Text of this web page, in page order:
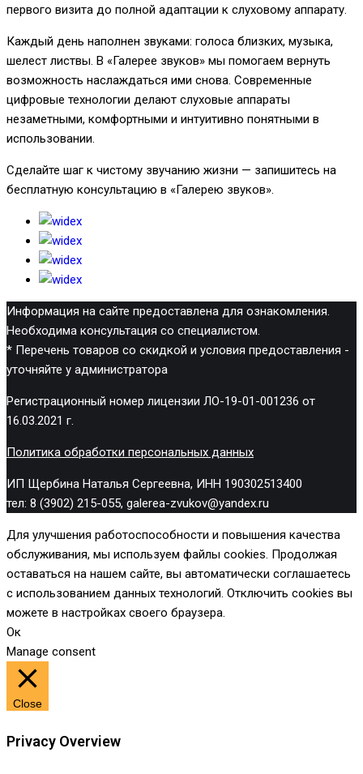
первого визита до полной адаптации к слуховому аппарату.
Каждый день наполнен звуками: голоса близких, музыка,
шелест листвы. В «Галерее звуков» мы помогаем вернуть
возможность наслаждаться ими снова. Современные
цифровые технологии делают слуховые аппараты
незаметными, комфортными и интуитивно понятными в
использовании.
Сделайте шаг к чистому звучанию жизни — запишитесь на
бесплатную консультацию в «Галерею звуков».
Информация на сайте предоставлена для ознакомления.
Необходима консультация со специалистом.
* Перечень товаров со скидкой и условия предоставления -
уточняйте у администратора
Регистрационный номер лицензии ЛО-19-01-001236 от
16.03.2021 г.
Политика обработки персональных данных
ИП Щербина Наталья Сергеевна, ИНН 190302513400
тел: 8 (3902) 215-055, galerea-zvukov@yandex.ru
Для улучшения работоспособности и повышения качества
обслуживания, мы используем файлы cookies. Продолжая
оставаться на нашем сайте, вы автоматически соглашаетесь
с использованием данных технологий. Отключить cookies вы
можете в настройках своего браузера.
Ок
Manage consent
Close
Privacy Overview